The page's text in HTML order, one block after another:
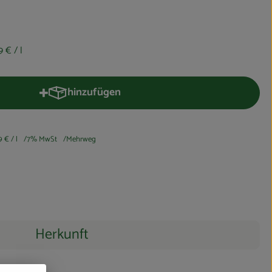
€/ l
hinzufügen
Produkt zum Warenkorb hinzufügen
€/ l 7% MwSt Mehrweg
Herkunft